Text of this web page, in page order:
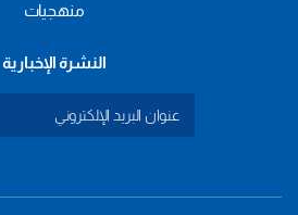
منهجيات
النشرة الإخبارية